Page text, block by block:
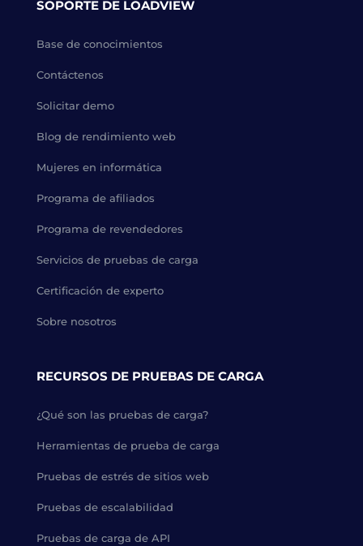
SOPORTE DE LOADVIEW
Base de conocimientos
Contáctenos
Solicitar demo
Blog de rendimiento web
Mujeres en informática
Programa de afiliados
Programa de revendedores
Servicios de pruebas de carga
Certificación de experto
Sobre nosotros
RECURSOS DE PRUEBAS DE CARGA
¿Qué son las pruebas de carga?
Herramientas de prueba de carga
Pruebas de estrés de sitios web
Pruebas de escalabilidad
Pruebas de carga de API